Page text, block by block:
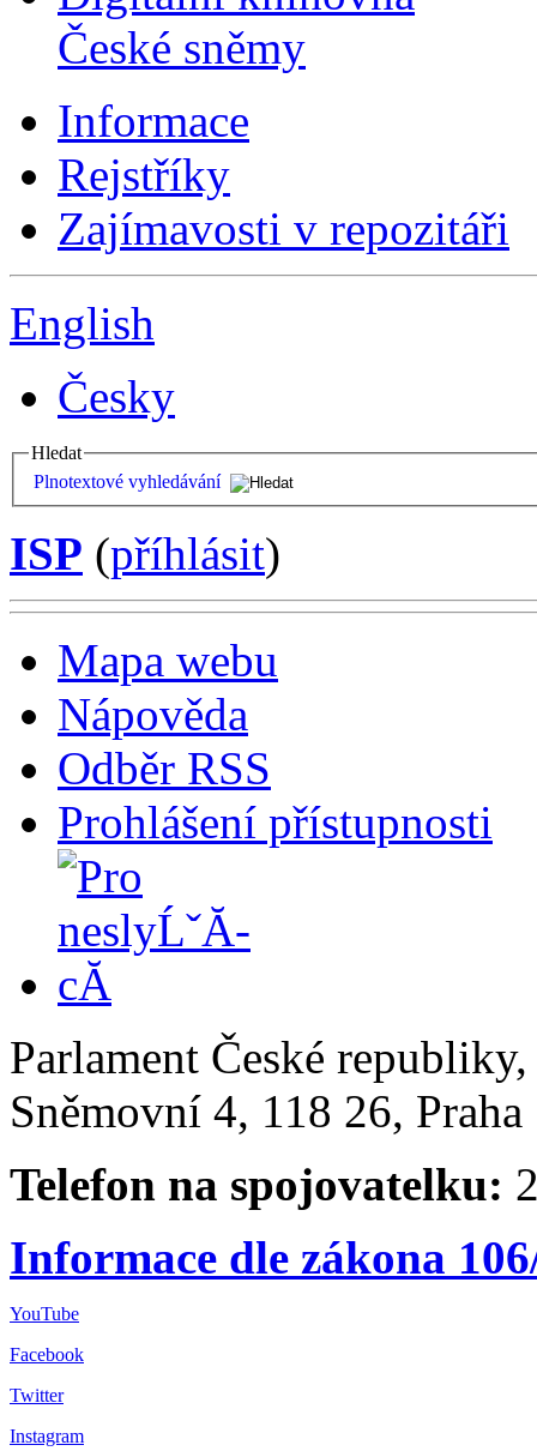
České sněmy
Informace
Rejstříky
Zajímavosti v repozitáři
English
Česky
Hledat
Plnotextové vyhledávání
ISP (příhlásit)
Mapa webu
Nápověda
Odběr RSS
Prohlášení přístupnosti
Parlament České
Sněmovní 4, 118 26,
Telefon na spojovatelku:
Informace dle zákona
YouTube
Facebook
Twitter
Instagram